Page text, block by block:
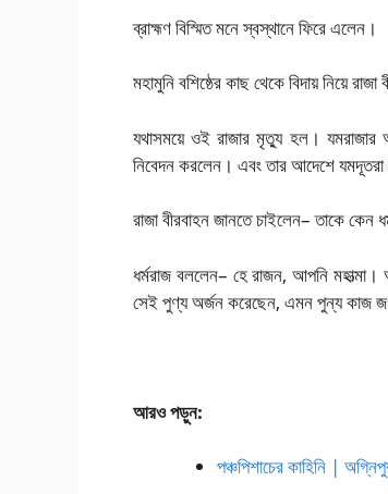
ব্রাহ্মণ বিস্মিত মনে স্বস্থানে ফিরে এলেন।
মহামুনি বশিষ্ঠের কাছ থেকে বিদায় নিয়ে
যথাসময়ে ওই রাজার মৃত্যু হল। যমরাজার
নিবেদন করলেন। এবং তার আদেশে যমদূতরা
রাজা বীরবাহন জানতে চাইলেন– তাকে কেন
ধর্মরাজ বললেন– হে রাজন, আপনি
সেই পুণ্য অর্জন করেছেন, এমন পুন্য কাজ
আরও পড়ুন:
পঞ্চপিশাচের কাহিনি |